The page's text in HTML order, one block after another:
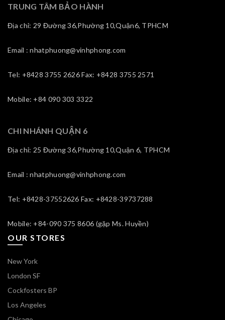
TRUNG TÂM BẢO HÀNH
Địa chỉ: 29 Đường 36,Phường 10,Quận6, TPHCM
Email : nhatphuong@vinhphong.com
Tel: +8428 3755 2626 Fax: +8428 3755 2571
Mobile: +84 090 303 3322
CHI NHÁNH QUẬN 6
Địa chỉ: 25 Đường 36,Phường 10,Quận 6, TPHCM
Email : nhatphuong@vinhphong.com
Tel: +8428-37552626 Fax: +8428-39737288
Mobile: +84-090 375 8606 (gặp Ms. Huyền)
OUR STORES
New York
London SF
Cockfosters BP
Los Angeles